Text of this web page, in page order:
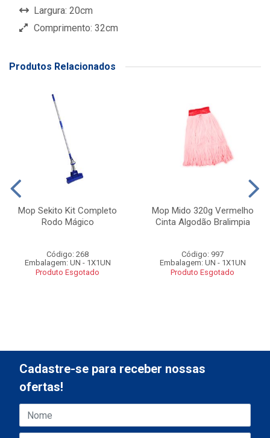
Largura: 20cm
Comprimento: 32cm
Produtos Relacionados
Mop Sekito Kit Completo
Rodo Mágico
Código: 268
Embalagem: UN - 1X1UN
Produto Esgotado
Mop Mido 320g Vermelho
Cinta Algodão Bralimpia
Código: 997
Embalagem: UN - 1X1UN
Produto Esgotado
Cadastre-se para receber nossas
ofertas!